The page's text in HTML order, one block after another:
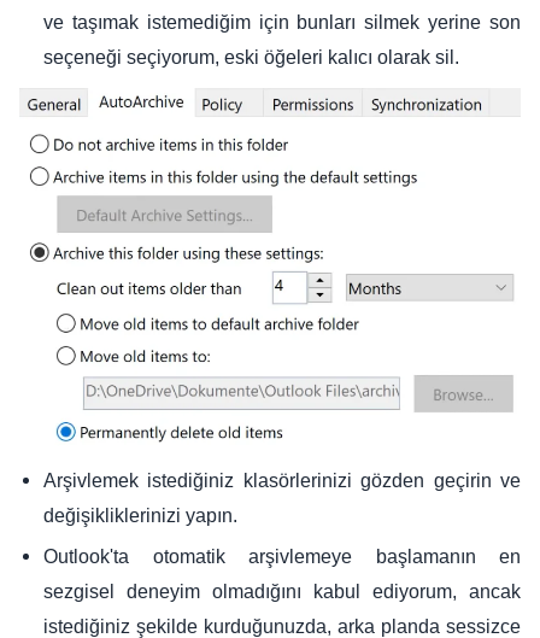
ve taşımak istemediğim için bunları silmek yerine son
seçeneği seçiyorum, eski öğeleri kalıcı olarak sil.
Arşivlemek istediğiniz klasörlerinizi gözden geçirin ve
değişikliklerinizi yapın.
Outlook'ta otomatik arşivlemeye başlamanın en
sezgisel deneyim olmadığını kabul ediyorum, ancak
istediğiniz şekilde kurduğunuzda, arka planda sessizce